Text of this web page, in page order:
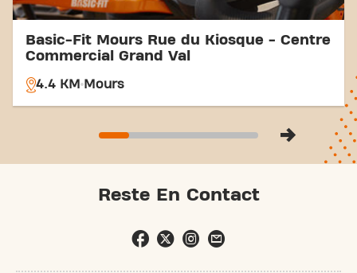
Basic-Fit Mours Rue du Kiosque - Centre
Commercial Grand Val
4.4 KM Mours
Reste En Contact